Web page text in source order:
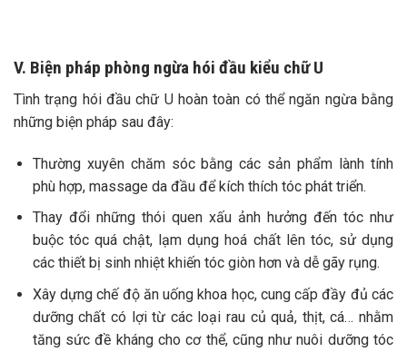
V. Biện pháp phòng ngừa hói đầu kiểu chữ U
Tình trạng hói đầu chữ U hoàn toàn có thể ngăn ngừa bằng
những biện pháp sau đây:
Thường xuyên chăm sóc bằng các sản phẩm lành tính
phù hợp, massage da đầu để kích thích tóc phát triển.
Thay đổi những thói quen xấu ảnh hưởng đến tóc như
buộc tóc quá chật, lạm dụng hoá chất lên tóc, sử dụng
các thiết bị sinh nhiệt khiến tóc giòn hơn và dễ gãy rụng.
Xây dựng chế độ ăn uống khoa học, cung cấp đầy đủ các
dưỡng chất có lợi từ các loại rau củ quả, thịt, cá… nhằm
tăng sức đề kháng cho cơ thể, cũng như nuôi dưỡng tóc